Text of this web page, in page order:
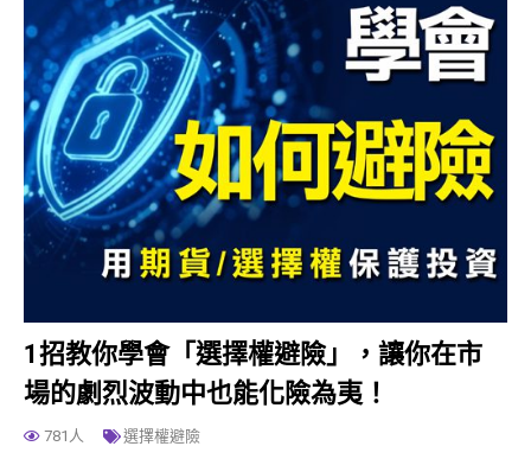
1招教你學會「選擇權避險」，讓你在市
場的劇烈波動中也能化險為夷！
781人 選擇權避險